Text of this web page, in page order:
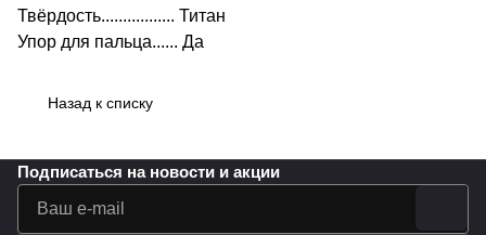
Твёрдость................. Титан
Упор для пальца...... Да
Назад к списку
Подписаться на новости и акции